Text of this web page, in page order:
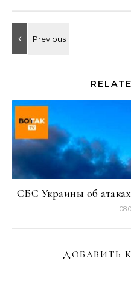
СБС Украины об атаках
ДОБАВИТЬ